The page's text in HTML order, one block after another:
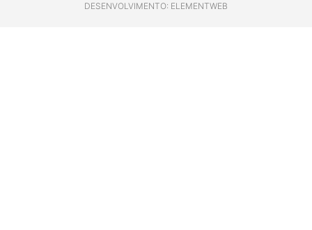
DESENVOLVIMENTO: ELEMENTWEB